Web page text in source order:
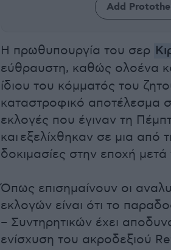
Add
Η πρωθυπουργία του σερ
εύθραυστη, καθώς ολοένα
ίδιου του κόμματός του
καταστροφικό αποτέλεσμα
εκλογές που έγιναν τη
και εξελίχθηκαν σε μια από
δοκιμασίες στην εποχή
Όπως επισημαίνουν οι
εκλογών είναι ότι το
– Συντηρητικών έχει
ενίσχυση του ακροδεξιού